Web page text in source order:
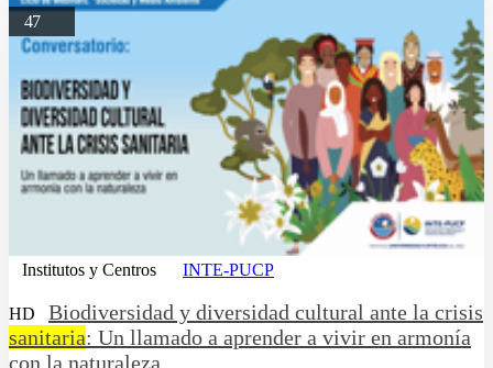
47
Institutos y Centros INTE-PUCP
HD
Biodiversidad y diversidad cultural ante la crisis
sanitaria: Un llamado a aprender a vivir en armonía
con la naturaleza